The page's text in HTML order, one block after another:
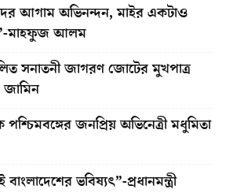
আগাম অভিনন্দন, মাইর একটাও
মাহফুজ আলম
সনাতনী জাগরণ জোটের মুখপাত্র
জামিন
জনপ্রিয় অভিনেত্রী মধুমিতা
ভবিষ্যৎ”-প্রধানমন্ত্রী